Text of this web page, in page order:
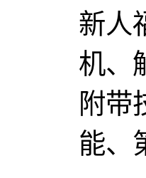
新人
机、
附带
能、